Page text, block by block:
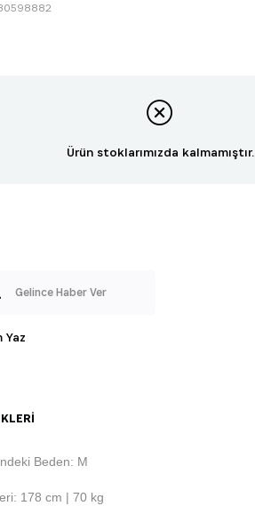
Ürün stoklarımızda kalmamıştır.
Gelince Haber Ver
Yaz
Beden: M
178 cm | 70 kg